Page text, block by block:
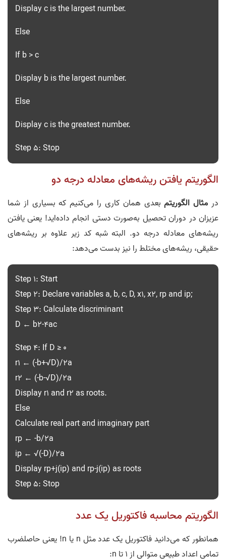
Display c is the largest number.
Else
If b > c
Display b is the largest number.
Else
Display c is the greatest number.
Step 5: Stop
الگوریتم یافتن ریشه‌های معادله درجه دو
در مثال الگوریتمبعدی همان کاری را می‌کنیم که بسیاری از شما
عزیزان در دوران تحصیل به‌صورت دستی انجام داده‌اید! یعنی یافتن
ریشه‌های معادله درجه دو. البته شبه کد زیر علاوه بر ریشه‌های
حقیقی، ریشه‌های مختلط را نیز بدست می‌دهد:
Step 1: Start
Step 2: Declare variables a, b, c, D, x1, x2, rp and ip;
Step 3: Calculate discriminant
D ← b2-4ac
Step 4: If D ≥ 0
r1 ← (-b+√D)/2a
r2 ← (-b-√D)/2a
Display r1 and r2 as roots.
Else
Calculate real part and imaginary part
rp ← -b/2a
ip ← √(-D)/2a
Display rp+j(ip) and rp-j(ip) as roots
Step 5: Stop
الگوریتم محاسبه فاکتوریل یک عدد
همانطور که می‌دانید فاکتوریل یک عدد مثل n یا n! یعنی حاصلضرب
تمامی اعداد طبیعی متوالی از 1 تا n: